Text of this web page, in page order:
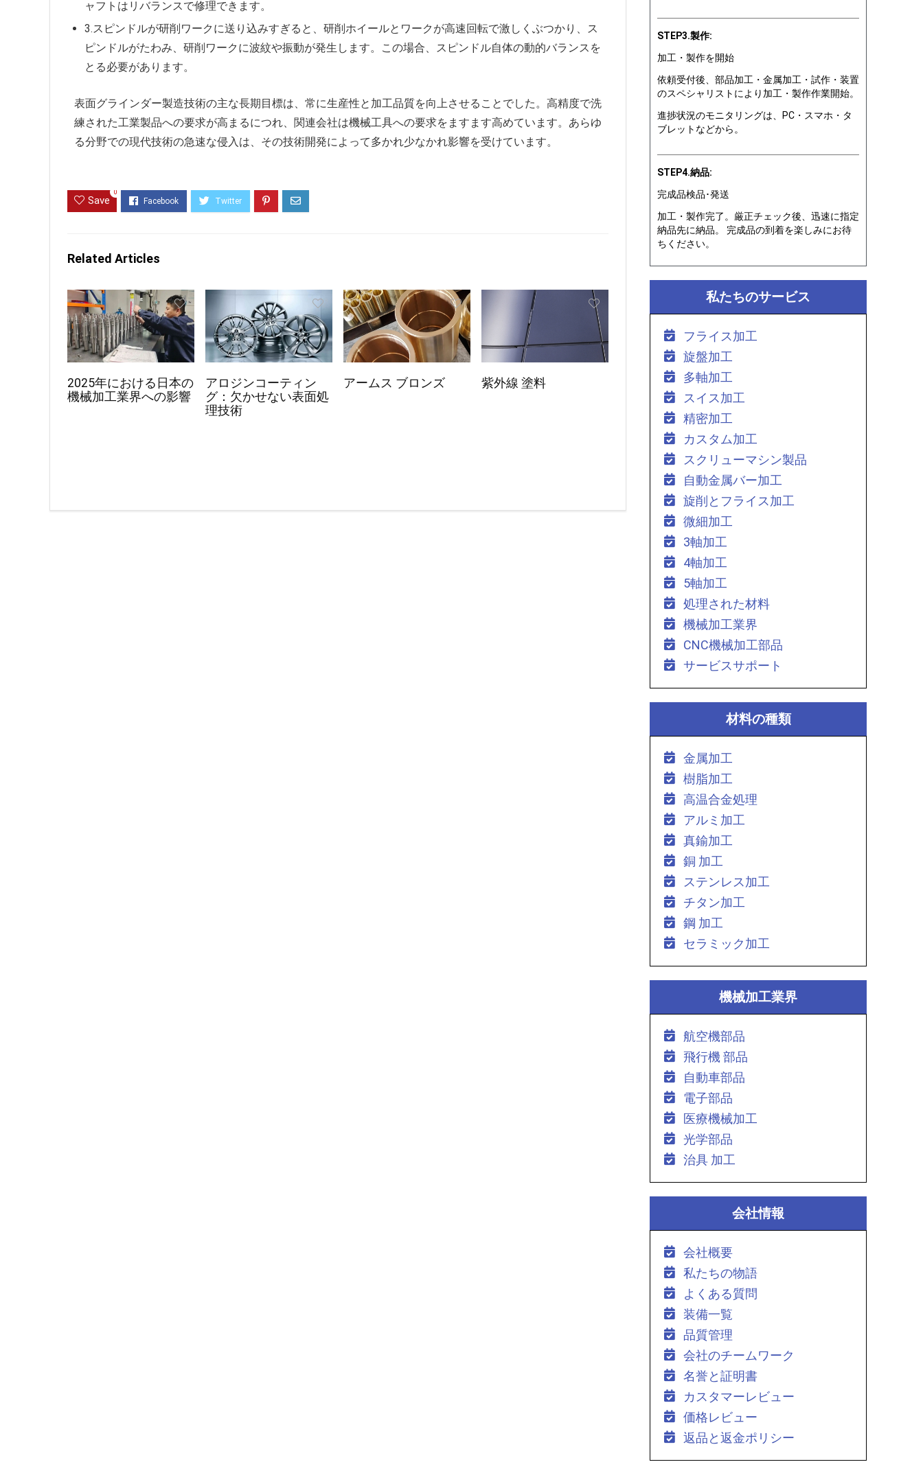
ャフトはリバランスで修理できます。
3.スピンドルが研削ワークに送り込みすぎると、研削ホイールとワークが高速回転で激しくぶつかり、ス
ピンドルがたわみ、研削ワークに波紋や振動が発生します。この場合、スピンドル自体の動的バランスを
とる必要があります。
表面グラインダー製造技術の主な長期目標は、常に生産性と加工品質を向上させることでした。高精度で洗
練された工業製品への要求が高まるにつれ、関連会社は機械工具への要求をますます高めています。あらゆ
る分野での現代技術の急速な侵入は、その技術開発によって多かれ少なかれ影響を受けています。
Save
0
Related Articles
2025年における日本の
機械加工業界への影響
アロジンコーティン
グ：欠かせない表面処
理技術
アームス ブロンズ 紫外線 塗料
STEP3.製作:
加工・製作を開始
依頼受付後、部品加工・金属加工・試作・装置
のスペシャリストにより加工・製作作業開始。
進捗状況のモニタリングは、PC・スマホ・タ
ブレットなどから。
STEP4.納品:
完成品検品･発送
加工・製作完了。厳正チェック後、迅速に指定
納品先に納品。 完成品の到着を楽しみにお待
ちください。
私たちのサービス
フライス加工
旋盤加工
多軸加工
スイス加工
精密加工
カスタム加工
スクリューマシン製品
自動金属バー加工
旋削とフライス加工
微細加工
3軸加工
4軸加工
5軸加工
処理された材料
機械加工業界
CNC機械加工部品
サービスサポート
材料の種類
金属加工
樹脂加工
高温合金処理
アルミ加工
真鍮加工
銅 加工
ステンレス加工
チタン加工
鋼 加工
セラミック加工
機械加工業界
航空機部品
飛行機 部品
自動車部品
電子部品
医療機械加工
光学部品
治具 加工
会社情報
会社概要
私たちの物語
よくある質問
装備一覧
品質管理
会社のチームワーク
名誉と証明書
カスタマーレビュー
価格レビュー
返品と返金ポリシー